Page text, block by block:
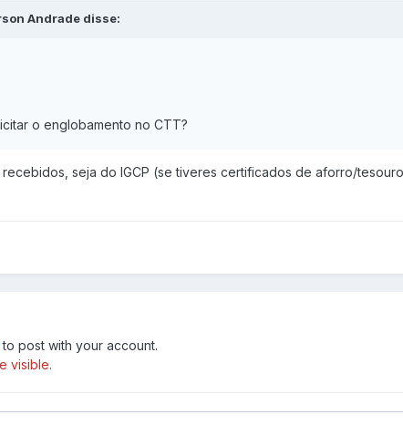
Andrade disse:
o englobamento no CTT?
seja do IGCP (se tiveres certificados de aforro/
to post with your account.
visible.